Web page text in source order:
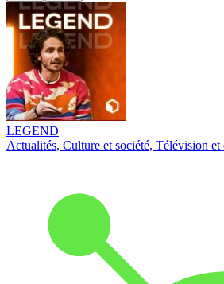
LEGEND
Actualités, Culture et société, Télévision et